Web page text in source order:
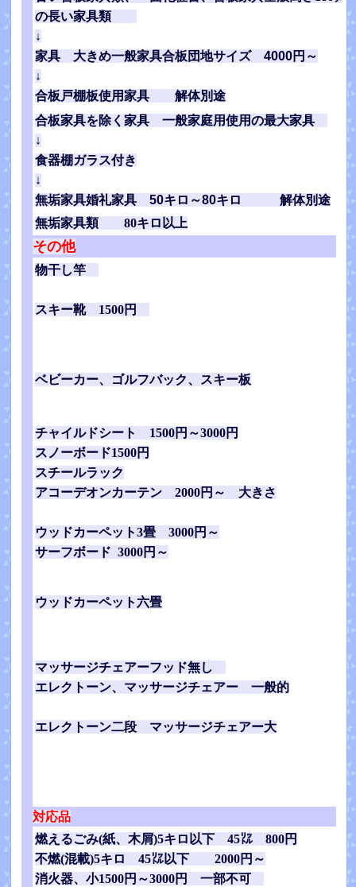
の長い家具類
↓
家具 大きめ一般家具合板団地サイズ 4000円～
↓
合板戸棚板使用家具 解体別途
合板家具を除く家具 一般家庭用使用の最大家具
↓
食器棚ガラス付き
↓
無垢家具婚礼家具 50キロ～80キロ 解体別途
無垢家具類 80キロ以上
その他
物干し竿
スキー靴 1500円
ベビーカー、ゴルフバック、スキー板
チャイルドシート 1500円～3000円
スノーボード1500円
スチールラック
アコーデオンカーテン 2000円～ 大きさ
ウッドカーペット3畳 3000円～
サーフボード 3000円～
ウッドカーペット六畳
マッサージチェアーフッド無し
エレクトーン、マッサージチェアー 一般的
エレクトーン二段 マッサージチェアー大
対応品
燃えるごみ(紙、木屑)5キロ以下 45㍑ 800円
不燃(混載)5キロ 45㍑以下 2000円～
消火器、小1500円～3000円 一部不可